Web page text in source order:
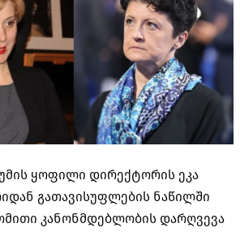
ყოფილი დირექტორის ეკა
გათავისუფლების ნაწილში
კანონმდებლობის დარღვევა